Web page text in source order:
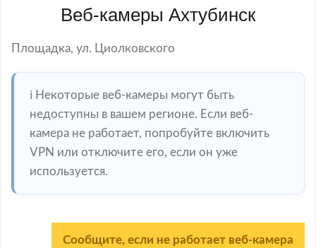
Веб-камеры Ахтубинск
Площадка, ул. Циолковского
ℹ️ Некоторые веб-камеры могут быть
недоступны в вашем регионе. Если веб-
камера не работает, попробуйте включить
VPN или отключите его, если он уже
используется.
Сообщите, если не работает веб-камера